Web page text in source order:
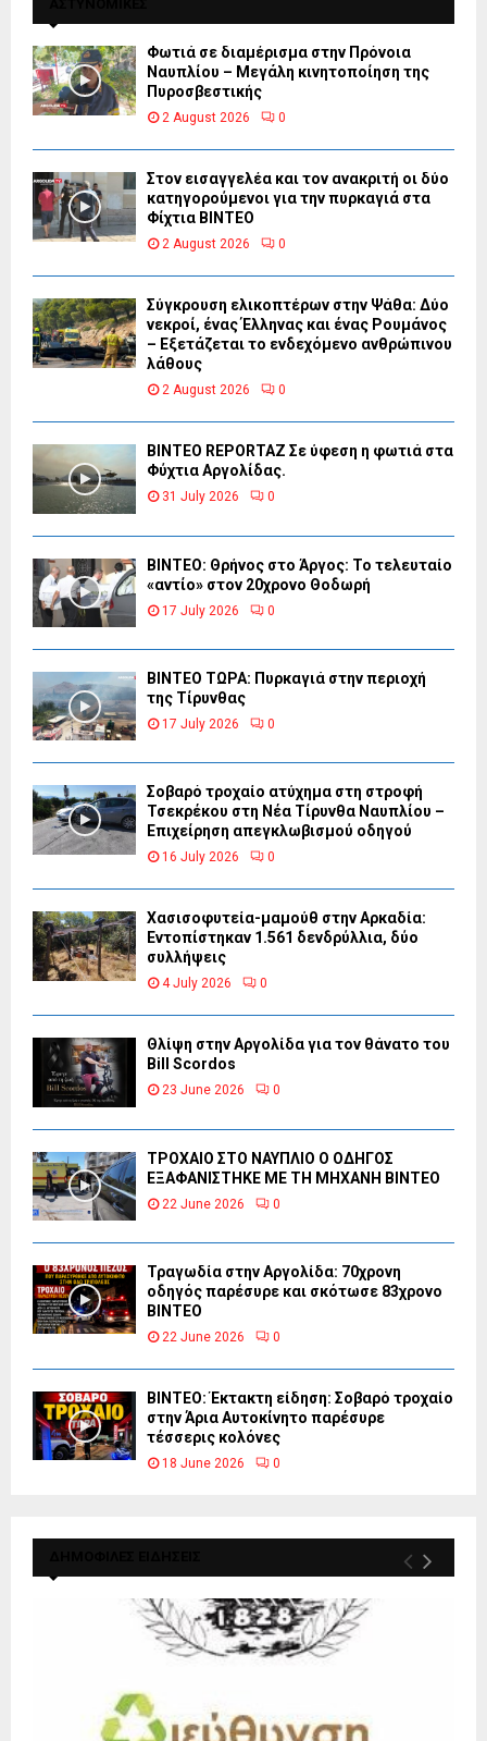
Φωτιά σε διαμέρισμα στην Πρόνοια
Ναυπλίου – Μεγάλη κινητοποίηση της
Πυροσβεστικής
2 August 2026 0
Στον εισαγγελέα και τον ανακριτή οι δύο
κατηγορούμενοι για την πυρκαγιά στα
Φίχτια ΒΙΝΤΕΟ
2 August 2026 0
Σύγκρουση ελικοπτέρων στην Ψάθα: Δύο
νεκροί, ένας Έλληνας και ένας Ρουμάνος
– Εξετάζεται το ενδεχόμενο ανθρώπινου
λάθους
2 August 2026 0
BINTEO REPORTAZ Σε ύφεση η φωτιά στα
Φύχτια Αργολίδας.
31 July 2026 0
ΒΙΝΤΕΟ: Θρήνος στο Άργος: Το τελευταίο
«αντίο» στον 20χρονο Θοδωρή
17 July 2026 0
ΒΙΝΤΕΟ ΤΩΡΑ: Πυρκαγιά στην περιοχή
της Τίρυνθας
17 July 2026 0
Σοβαρό τροχαίο ατύχημα στη στροφή
Τσεκρέκου στη Νέα Τίρυνθα Ναυπλίου –
Επιχείρηση απεγκλωβισμού οδηγού
16 July 2026 0
Χασισοφυτεία-μαμούθ στην Αρκαδία:
Εντοπίστηκαν 1.561 δενδρύλλια, δύο
συλλήψεις
4 July 2026 0
Θλίψη στην Αργολίδα για τον θάνατο του
Bill Scordos
23 June 2026 0
ΤΡΟΧΑΙΟ ΣΤΟ ΝΑΥΠΛΙΟ Ο ΟΔΗΓΟΣ
ΕΞΑΦΑΝΙΣΤΗΚΕ ΜΕ ΤΗ ΜΗΧΑΝΗ ΒΙΝΤΕΟ
22 June 2026 0
Τραγωδία στην Αργολίδα: 70χρονη
οδηγός παρέσυρε και σκότωσε 83χρονο
ΒΙΝΤΕΟ
22 June 2026 0
ΒΙΝΤΕΟ: Έκτακτη είδηση: Σοβαρό τροχαίο
στην Άρια Αυτοκίνητο παρέσυρε
τέσσερις κολόνες
18 June 2026 0